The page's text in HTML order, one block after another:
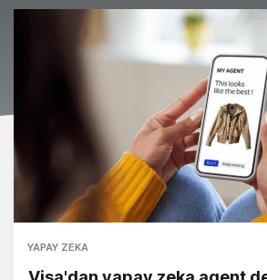
YAPAY ZEKA